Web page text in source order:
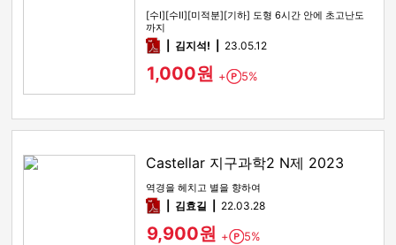
[수Ⅰ][수Ⅱ][미적분][기하] 도형 6시간 안에 초고난도
까지
pdf김지석! 23.05.12
1,000원 + Point
5%
Castellar 지구과학2 N제 2023
역경을 헤치고 별을 향하여
pdf김효길 22.03.28
9,900원 + Point
5%